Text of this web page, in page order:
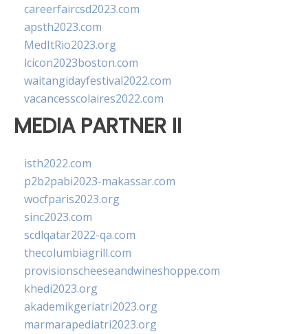
careerfaircsd2023.com
apsth2023.com
MedItRio2023.org
lcicon2023boston.com
waitangidayfestival2022.com
vacancesscolaires2022.com
MEDIA PARTNER II
isth2022.com
p2b2pabi2023-makassar.com
wocfparis2023.org
sinc2023.com
scdlqatar2022-qa.com
thecolumbiagrill.com
provisionscheeseandwineshoppe.com
khedi2023.org
akademikgeriatri2023.org
marmarapediatri2023.org